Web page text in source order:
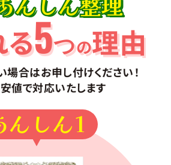
5つの理由
場合はお申し付けください！
値で対応いたします
んしん1